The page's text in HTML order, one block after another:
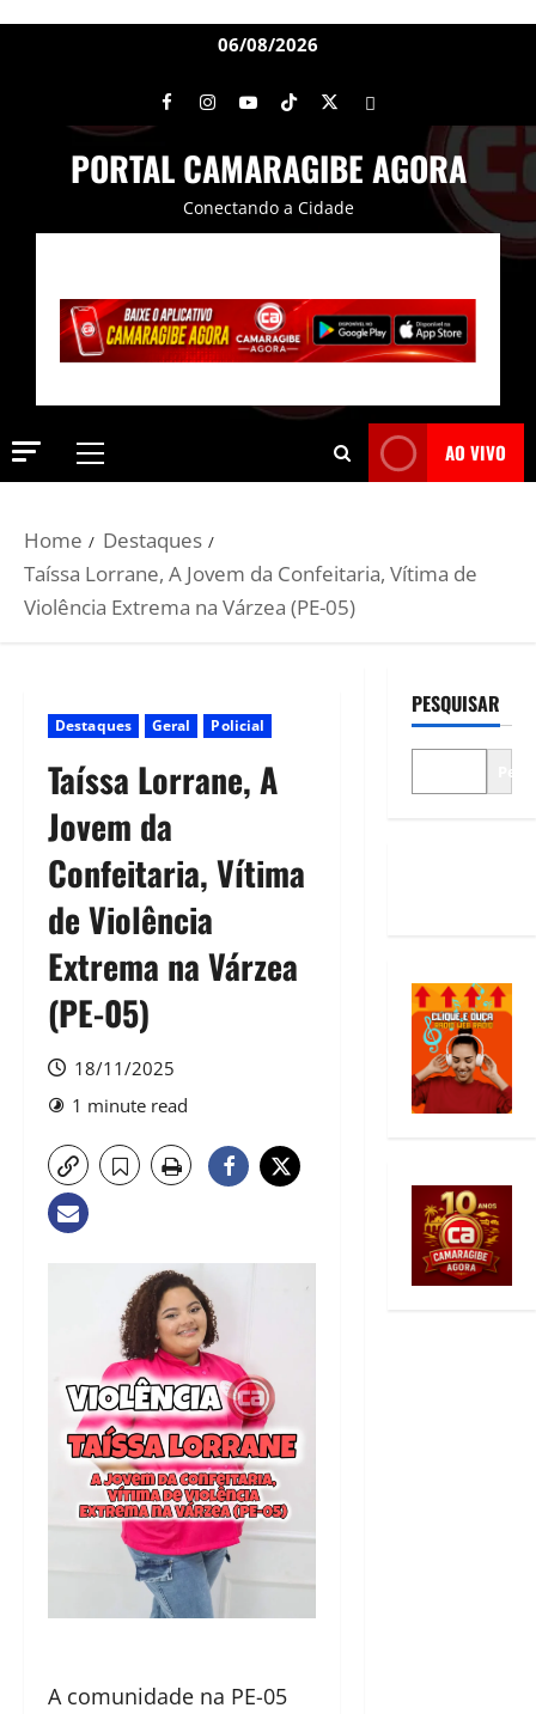
06/08/2026
PORTAL CAMARAGIBE AGORA
Conectando a Cidade
AO VIVO
Home
Destaques
Taíssa Lorrane, A Jovem da Confeitaria, Vítima de
Violência Extrema na Várzea (PE-05)
Destaques Geral Policial
Taíssa Lorrane, A
Jovem da
Confeitaria, Vítima
de Violência
Extrema na Várzea
(PE-05)
18/11/2025
1 minute read
A comunidade na PE-05
PESQUISAR